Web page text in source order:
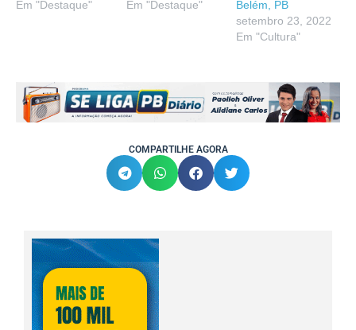
Em "Destaque"
Em "Destaque"
Belém, PB
setembro 23, 2022
Em "Cultura"
COMPARTILHE AGORA